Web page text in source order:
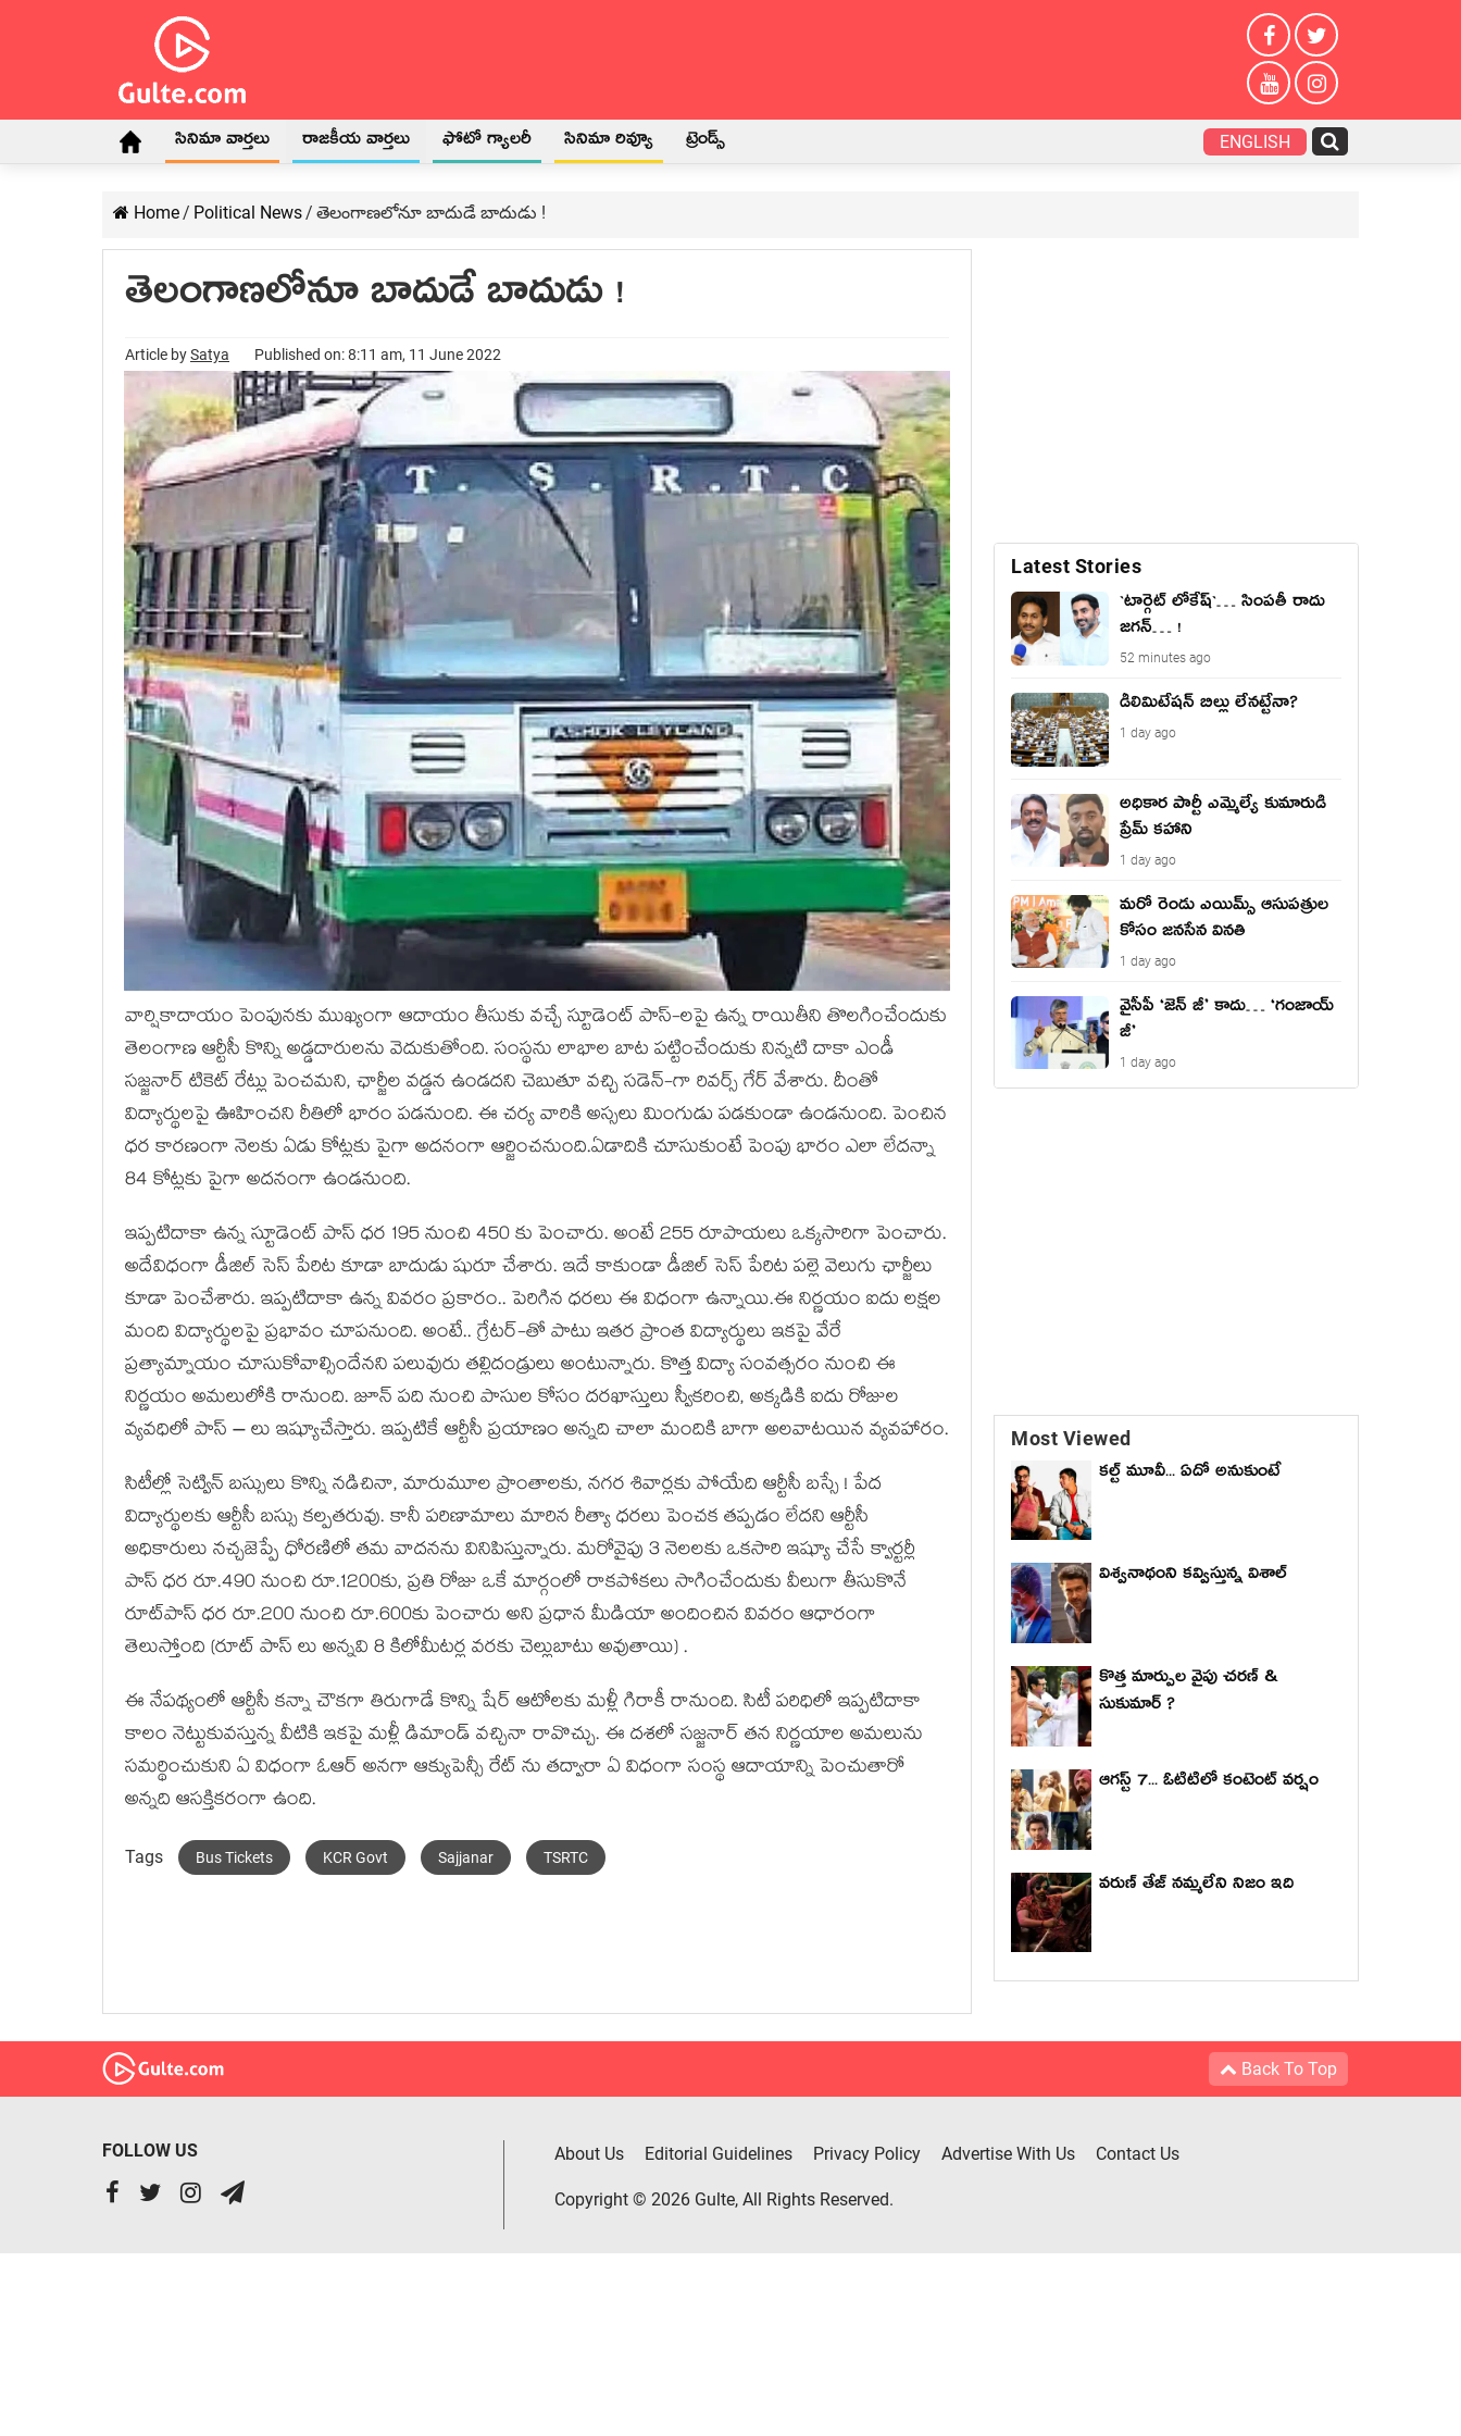
సినిమా వార్తలు రాజకీయ వార్తలు ఫోటో గ్యాలరీ సినిమా రివ్యూ ట్రెండ్స్ ENGLISH
Home/ Political News/ తెలంగాణ‌లోనూ బాదుడే బాదుడు !
తెలంగాణ‌లోనూ బాదుడే బాదుడు !
Article bySatya Published on: 8:11 am, 11 June 2022
వార్షికాదాయం పెంపున‌కు ముఖ్యంగా ఆదాయం తీసుకు వ‌చ్చే స్టూడెంట్ పాస్-ల‌పై ఉన్న రాయితీని తొల‌గించేందుకు
తెలంగాణ ఆర్టీసీ కొన్ని అడ్డ‌దారుల‌ను వెదుకుతోంది. సంస్థ‌ను లాభాల బాట ప‌ట్టించేందుకు నిన్న‌టి దాకా ఎండీ
స‌జ్జ‌నార్ టికెట్ రేట్లు పెంచ‌మ‌ని, ఛార్జీల వ‌డ్డ‌న ఉండ‌దని చెబుతూ వచ్చి సడెన్-గా రివ‌ర్స్ గేర్ వేశారు. దీంతో
విద్యార్థుల‌పై ఊహించ‌ని రీతిలో భారం ప‌డ‌నుంది. ఈ చ‌ర్య వారికి అస్స‌లు మింగుడు ప‌డ‌కుండా ఉండ‌నుంది. పెంచిన
ధర కార‌ణంగా నెల‌కు ఏడు కోట్లకు పైగా అద‌నంగా ఆర్జించ‌నుంది.ఏడాదికి చూసుకుంటే పెంపు భారం ఎలా లేద‌న్నా
84 కోట్ల‌కు పైగా అద‌నంగా ఉండనుంది.
ఇప్ప‌టిదాకా ఉన్న స్టూడెంట్ పాస్ ధ‌ర 195 నుంచి 450 కు పెంచారు. అంటే 255 రూపాయ‌లు ఒక్క‌సారిగా పెంచారు.
అదేవిధంగా డీజిల్ సెస్ పేరిట కూడా బాదుడు షురూ చేశారు. ఇదే కాకుండా డీజిల్ సెస్ పేరిట పల్లె వెలుగు ఛార్జీలు
కూడా పెంచేశారు. ఇప్ప‌టిదాకా ఉన్న వివ‌రం ప్ర‌కారం.. పెరిగిన ధ‌ర‌లు ఈ విధంగా ఉన్నాయి.ఈ నిర్ణ‌యం ఐదు ల‌క్ష‌ల
మంది విద్యార్థులపై ప్ర‌భావం చూప‌నుంది. అంటే.. గ్రేట‌ర్-తో పాటు ఇత‌ర ప్రాంత విద్యార్థులు ఇక‌పై వేరే
ప్ర‌త్యామ్నాయం చూసుకోవాల్సిందేన‌ని ప‌లువురు త‌ల్లిదండ్రులు అంటున్నారు. కొత్త విద్యా సంవ‌త్స‌రం నుంచి ఈ
నిర్ణ‌యం అమ‌లులోకి రానుంది. జూన్ ప‌ది నుంచి పాసుల కోసం ద‌ర‌ఖాస్తులు స్వీక‌రించి, అక్క‌డికి ఐదు రోజుల
వ్య‌వ‌ధిలో పాస్ – లు ఇష్యూచేస్తారు. ఇప్ప‌టికే ఆర్టీసీ ప్ర‌యాణం అన్న‌ది చాలా మందికి బాగా అల‌వాట‌యిన వ్య‌వ‌హారం.
సిటీల్లో సెట్విన్ బ‌స్సులు కొన్ని న‌డిచినా, మారుమూల ప్రాంతాలకు, న‌గ‌ర శివార్ల‌కు పోయేది ఆర్టీసీ బ‌స్సే ! పేద
విద్యార్థుల‌కు ఆర్టీసీ బ‌స్సు క‌ల్ప‌త‌రువు. కానీ ప‌రిణామాలు మారిన రీత్యా ధ‌ర‌లు పెంచక త‌ప్ప‌డం లేద‌ని ఆర్టీసీ
అధికారులు నచ్చ‌జెప్పే ధోర‌ణిలో త‌మ వాద‌న‌ను వినిపిస్తున్నారు. మ‌రోవైపు 3 నెల‌ల‌కు ఒక‌సారి ఇష్యూ చేసే క్వార్టర్లీ
పాస్‌ ధర రూ.490 నుంచి రూ.1200కు, ప్రతి రోజు ఒకే మార్గంలో రాకపోకలు సాగించేందుకు వీలుగా తీసుకొనే
రూట్‌పాస్ ధ‌ర రూ.200 నుంచి రూ.600కు పెంచారు అని ప్ర‌ధాన మీడియా అందించిన వివ‌రం ఆధారంగా
తెలుస్తోంది (రూట్ పాస్ లు అన్న‌వి 8 కిలోమీటర్ల వరకు చెల్లుబాటు అవుతాయి) .
ఈ నేప‌థ్యంలో ఆర్టీసీ క‌న్నా చౌక‌గా తిరుగాడే కొన్ని షేర్ ఆటోల‌కు మ‌ళ్లీ గిరాకీ రానుంది. సిటీ ప‌రిధిలో ఇప్ప‌టిదాకా
కాలం నెట్టుకువ‌స్తున్న వీటికి ఇక‌పై మ‌ళ్లీ డిమాండ్ వ‌చ్చినా రావొచ్చు. ఈ ద‌శ‌లో స‌జ్జ‌నార్ త‌న నిర్ణ‌యాల అమ‌లును
స‌మ‌ర్థించుకుని ఏ విధంగా ఓఆర్ అన‌గా ఆక్యుపెన్సీ రేట్ ను త‌ద్వారా ఏ విధంగా సంస్థ ఆదాయాన్ని పెంచుతారో
అన్న‌ది ఆస‌క్తిక‌రంగా ఉంది.
Tags Bus Tickets KCR Govt Sajjanar TSRTC
Latest Stories
`టార్గెట్ లోకేష్‌`… సింప‌తీ రాదు
జ‌గ‌న్‌… !
52 minutes ago
డీలిమిటేషన్ బిల్లు లేన‌ట్టేనా?
1 day ago
అధికార పార్టీ ఎమ్మెల్యే కుమారుడి
ప్రేమ్ కహాని
1 day ago
మరో రెండు ఎయిమ్స్ ఆసుపత్రుల
కోసం జనసేన వినతి
1 day ago
వైసీపీ ‘జెన్ జీ’ కాదు… ‘గంజాయ్
జీ’
1 day ago
Most Viewed
కల్ట్ మూవీ... ఏదో అనుకుంటే
విశ్వనాథంని కవ్విస్తున్న విశాల్
కొత్త మార్పుల వైపు చరణ్ &
సుకుమార్ ?
ఆగస్ట్ 7... ఓటిటిలో కంటెంట్ వర్షం
వరుణ్ తేజ్ నమ్మలేని నిజం ఇది
Back To Top
FOLLOW US About Us Editorial Guidelines Privacy Policy Advertise With Us Contact Us
Copyright © 2026 Gulte, All Rights Reserved.